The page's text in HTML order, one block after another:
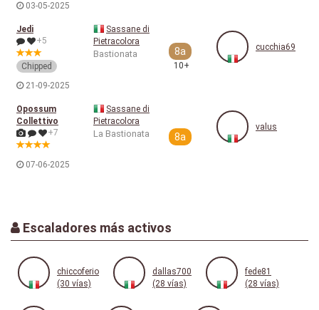
03-05-2025
Jedi
+5
Chipped
21-09-2025
Sassane di
Pietracolora
Bastionata 8a
10+
cucchia69
Opossum
Collettivo
+7
07-06-2025
Sassane di
Pietracolora
La Bastionata 8a
valus
Escaladores más activos
chiccoferio
(30 vías)
dallas700
(28 vías)
fede81
(28 vías)